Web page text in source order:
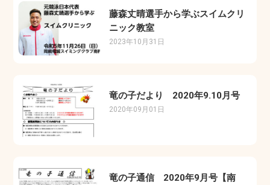
藤森丈晴選手から学ぶスイムクリ
ニック教室
2023年10月31日
竜の子だより 2020年9.10月号
2020年09月01日
竜の子通信 2020年9月号【南